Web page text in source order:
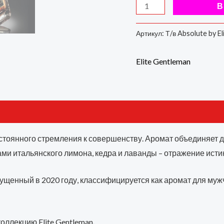
Артикул: Т/в Absolute by
Elite Gentleman
стремления к совершенству. Аромат
итальянского лимона, кедра и лаванды – отражение
в 2020 году, классифицируется как аромат для
Elite Gentleman.